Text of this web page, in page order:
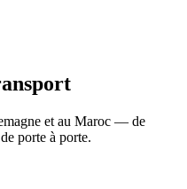
et au Maroc — de
porte à porte.